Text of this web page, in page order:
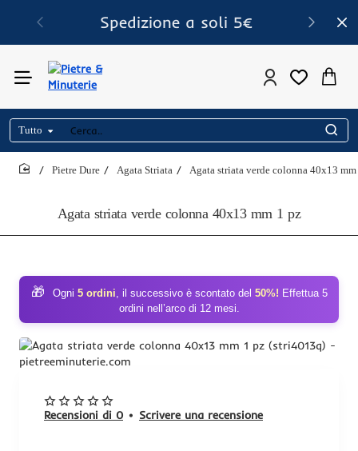
Spedizione a soli 5€
Tutto
Cerca..
Agata striata verde colonna 40x13 mm 1 pz
Pietre Dure Agata Striata Agata striata verde colonna 40x13
🎁 Ogni 5 ordini, il successivo è scontato del 50%! Effettua 5
ordini nell’arco di 12 mesi.
Recensioni di 0 • Scrivere una recensione